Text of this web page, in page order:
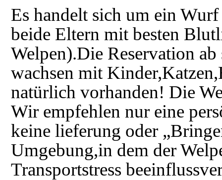
Es handelt sich um ein
beide Eltern mit besten
Welpen).Die Reservation
wachsen mit
natürlich vorhanden! Die
Wir empfehlen nur eine
keine lieferung oder
Umgebung,in dem der
Transportstress